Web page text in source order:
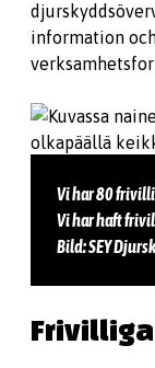
information
Vi har 80
Vi har haft
Bild: SEY